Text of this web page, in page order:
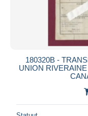
180320B -
UNION